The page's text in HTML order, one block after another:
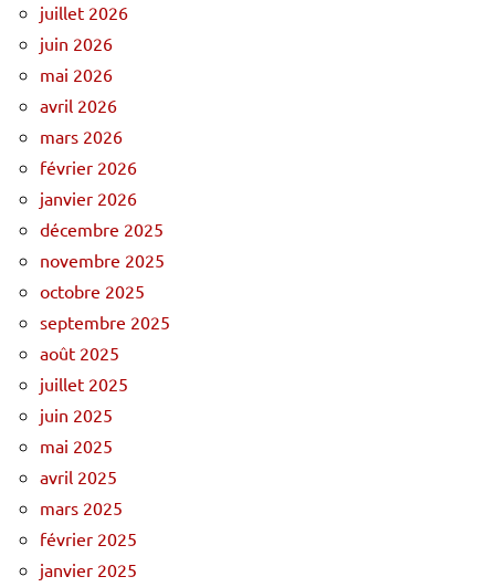
juillet 2026
juin 2026
mai 2026
avril 2026
mars 2026
février 2026
janvier 2026
décembre 2025
novembre 2025
octobre 2025
septembre 2025
août 2025
juillet 2025
juin 2025
mai 2025
avril 2025
mars 2025
février 2025
janvier 2025